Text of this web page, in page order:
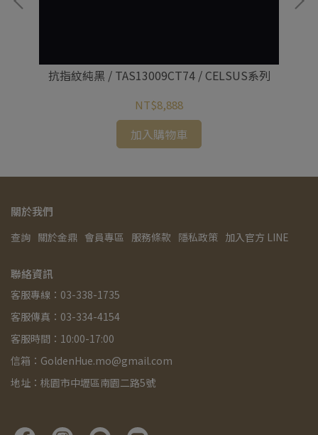
抗指紋純黑 / TAS13009CT74 / CELSUS系列
NT$8,888
加入購物車
關於我們
查詢 關於金鼎 會員專區 服務條款 隱私政策 加入官方 LINE
聯絡資訊
客服專線：03-338-1735
客服傳真：03-334-4154
客服時間：10:00-17:00
信箱：GoldenHue.mo@gmail.com
地址：桃園市中壢區南園二路5號